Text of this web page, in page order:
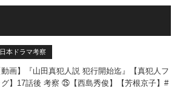
日本ドラマ考察
動画】『山田真犯人説 犯行開始迄』【真犯人フ
グ】17話後 考察 ㉕【西島秀俊】【芳根京子】#